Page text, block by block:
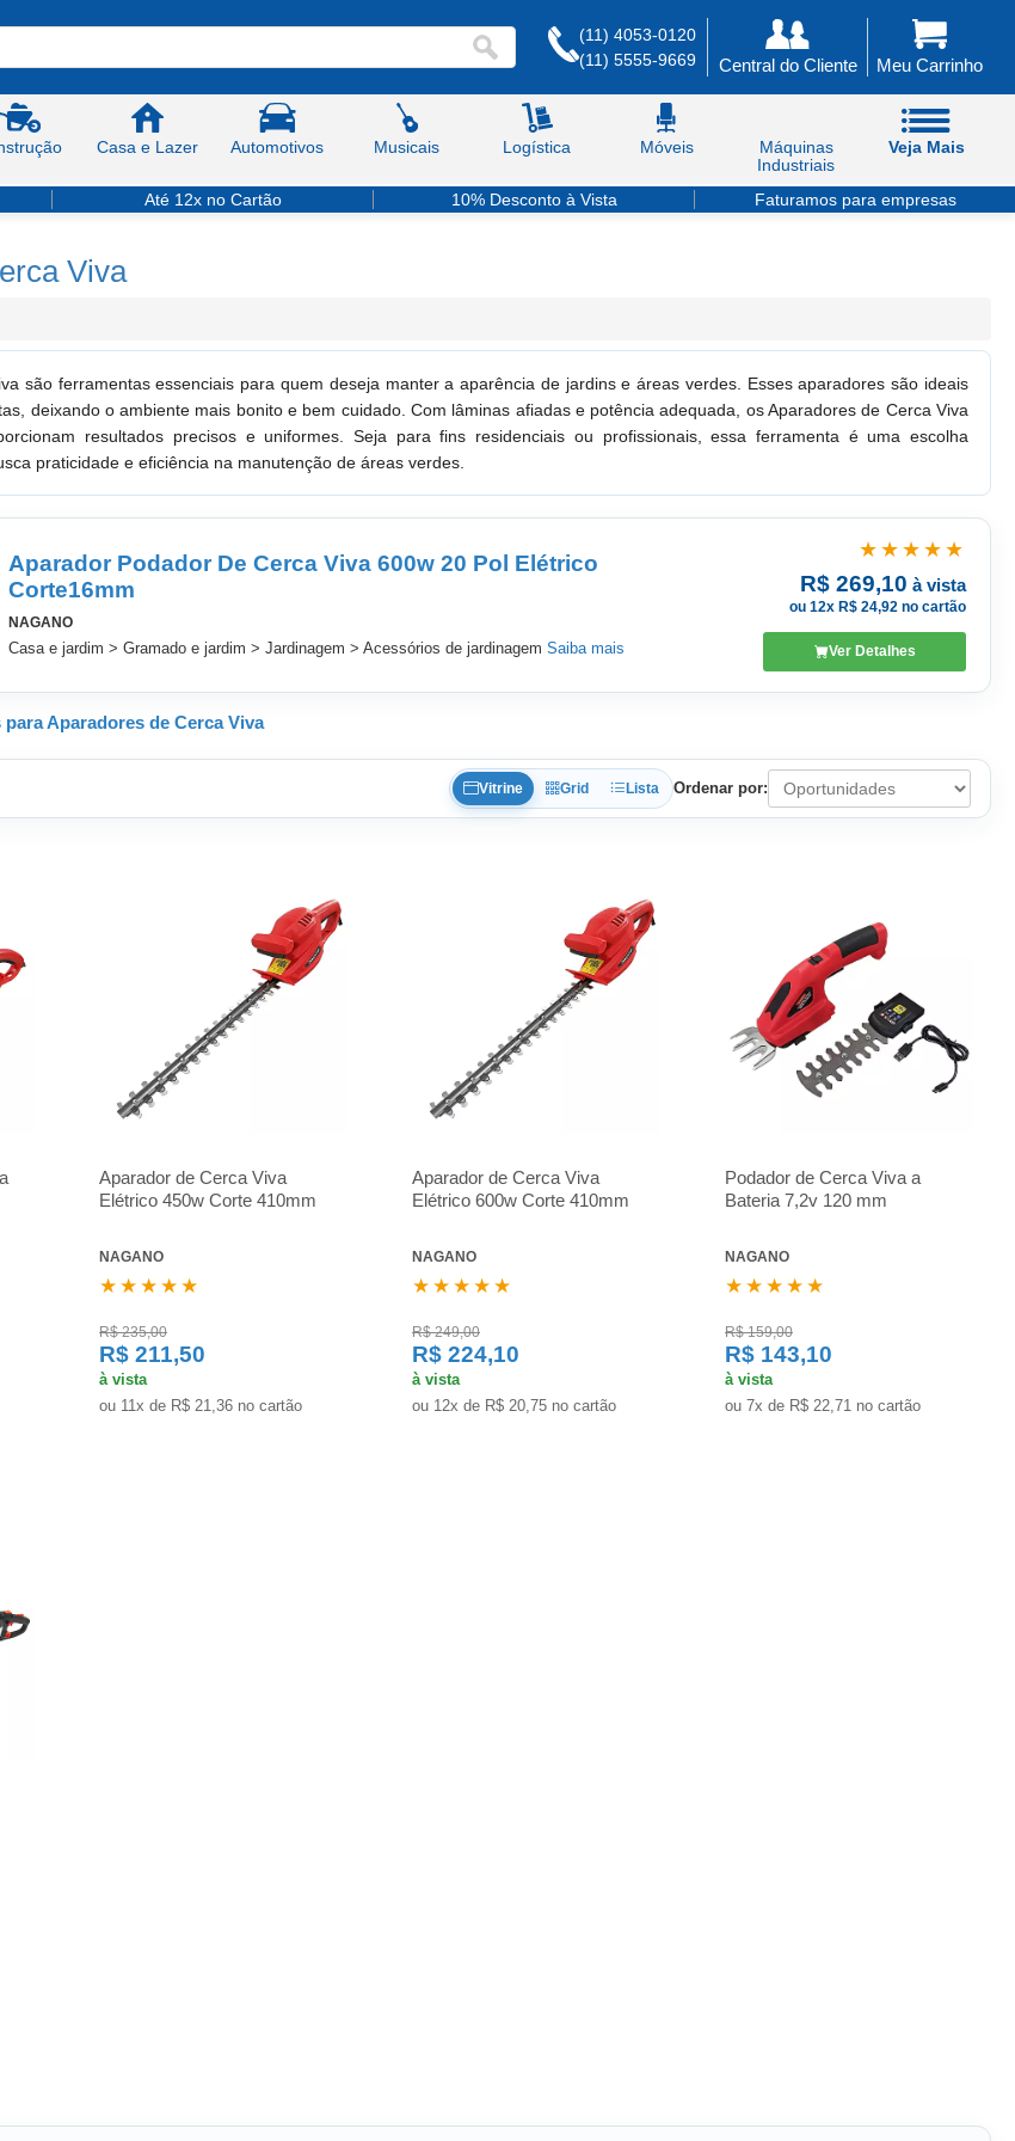
(11) 4053-0120
(11) 5555-9669
Central do Cliente Meu Carrinho
Casa e Lazer Automotivos Musicais Logística Móveis
Máquinas
Industriais
Veja Mais
Até 12x no Cartão 10% Desconto à Vista Faturamos para empresas
Viva
são ferramentas essenciais para quem deseja manter a aparência de jardins e áreas verdes. Esses aparadores são ideais
deixando o ambiente mais bonito e bem cuidado. Com lâminas afiadas e potência adequada, os Aparadores de Cerca Viva
resultados precisos e uniformes. Seja para fins residenciais ou profissionais, essa ferramenta é uma escolha
praticidade e eficiência na manutenção de áreas verdes.
Aparador Podador De Cerca Viva 600w 20 Pol Elétrico
Corte16mm
NAGANO
Casa e jardim > Gramado e jardim > Jardinagem > Acessórios de jardinagem Saiba mais
★★★★★
R$ 269,10 à vista
ou 12x R$ 24,92 no cartão
Ver Detalhes
Aparadores de Cerca Viva
Vitrine Grid Lista Ordenar por:
Aparador de Cerca Viva
Elétrico 450w Corte 410mm
NAGANO
★★★★★
R$ 235,00
R$ 211,50
à vista
ou 11x de R$ 21,36 no cartão
Aparador de Cerca Viva
Elétrico 600w Corte 410mm
NAGANO
★★★★★
R$ 249,00
R$ 224,10
à vista
ou 12x de R$ 20,75 no cartão
Podador de Cerca Viva a
Bateria 7,2v 120 mm
NAGANO
★★★★★
R$ 159,00
R$ 143,10
à vista
ou 7x de R$ 22,71 no cartão